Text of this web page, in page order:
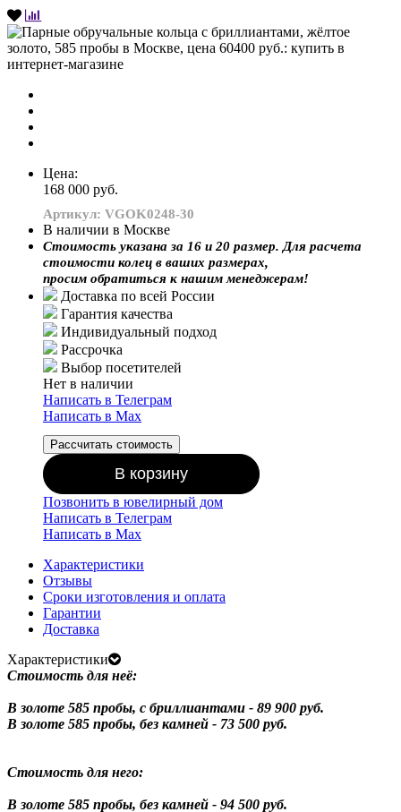
Цена:
168 000 руб.
Артикул: VGOK0248-30
В наличии в Москве
Стоимость указана за 16 и 20 размер. Для расчета
стоимости колец в ваших размерах,
просим обратиться к нашим менеджерам!
Доставка по всей России
Гарантия качества
Индивидуальный подход
Рассрочка
Выбор посетителей
Нет в наличии
Написать в Телеграм
Написать в Мах
Рассчитать стоимость
В корзину
Позвонить в ювелирный дом
Написать в Телеграм
Написать в Мах
Характеристики
Отзывы
Сроки изготовления и оплата
Гарантии
Доставка
Характеристики
Стоимость для неё:
В золоте 585 пробы, с бриллиантами - 89 900 руб.
В золоте 585 пробы, без камней - 73 500 руб.
Стоимость для него:
В золоте 585 пробы, без камней - 94 500 руб.